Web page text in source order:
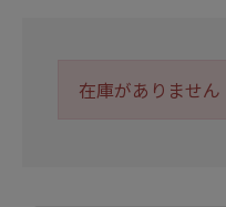
在庫がありません